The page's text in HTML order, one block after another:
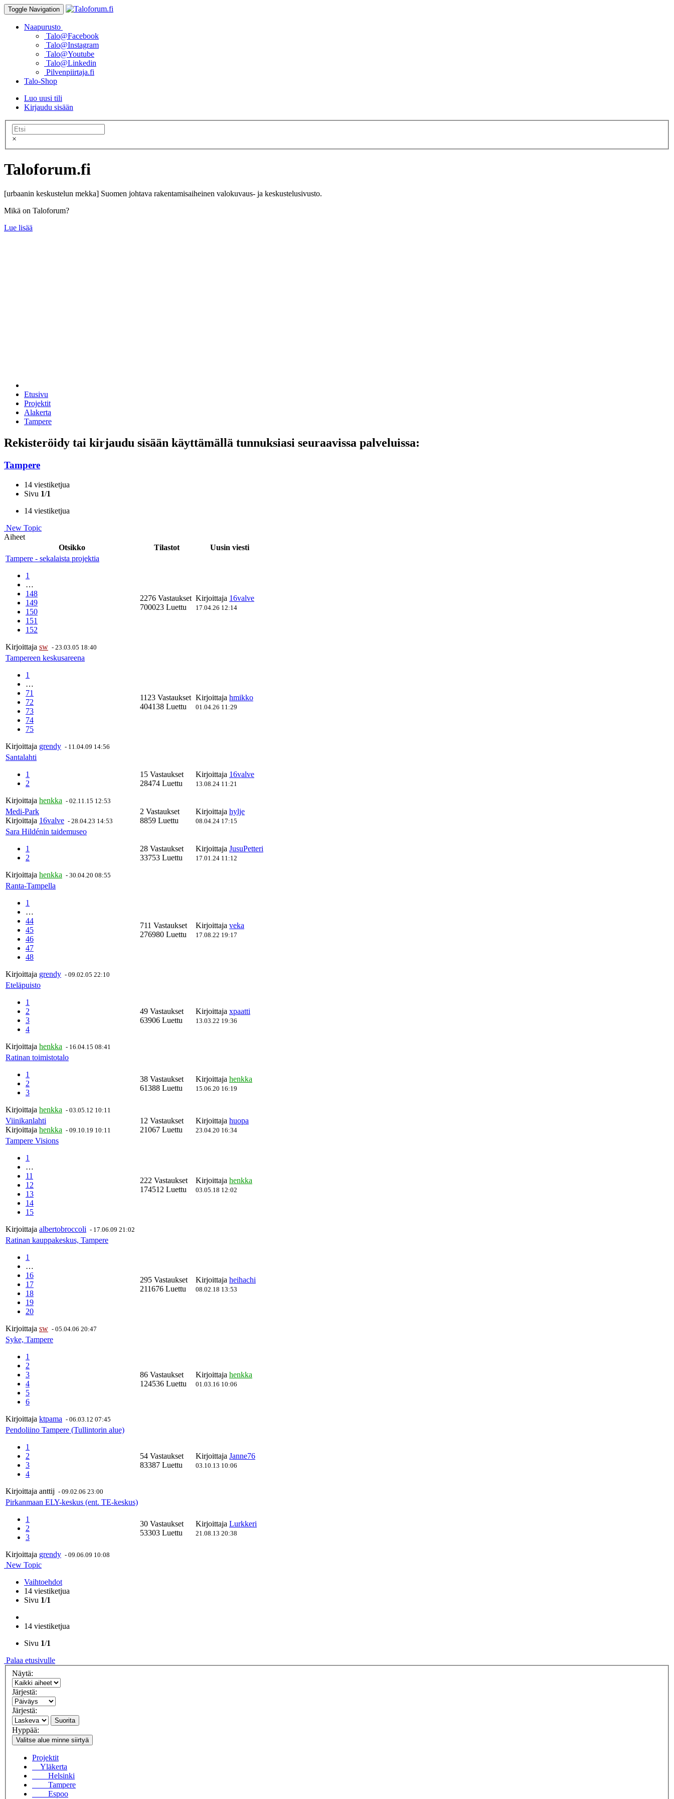
Toggle Navigation
Naapurusto
Talo@Facebook
Talo@Instagram
Talo@Youtube
Talo@Linkedin
Pilvenpiirtaja.fi
Talo-Shop
Luo uusi tili
Kirjaudu sisään
×
Taloforum.fi
[urbaanin keskustelun mekka] Suomen johtava rakentamisaiheinen valokuvaus- ja keskustelusivusto.
Mikä on Taloforum?
Lue lisää
Etusivu
Projektit
Alakerta
Tampere
Rekisteröidy tai kirjaudu sisään käyttämällä tunnuksiasi seuraavissa palveluissa:
Tampere
14 viestiketjua
Sivu 1/1
14 viestiketjua
New Topic
Aiheet
Otsikko
Tilastot
Uusin viesti
Tampere - sekalaista projektia
1
…
148
149
150
151
152
Kirjoittaja sw - 23.03.05 18:40
2276 Vastaukset
700023 Luettu
Kirjoittaja 16valve
17.04.26 12:14
Tampereen keskusareena
1
…
71
72
73
74
75
Kirjoittaja grendy - 11.04.09 14:56
1123 Vastaukset
404138 Luettu
Kirjoittaja hmikko
01.04.26 11:29
Santalahti
1
2
Kirjoittaja henkka - 02.11.15 12:53
15 Vastaukset
28474 Luettu
Kirjoittaja 16valve
13.08.24 11:21
Medi-Park
Kirjoittaja 16valve - 28.04.23 14:53
2 Vastaukset
8859 Luettu
Kirjoittaja hylje
08.04.24 17:15
Sara Hildénin taidemuseo
1
2
Kirjoittaja henkka - 30.04.20 08:55
28 Vastaukset
33753 Luettu
Kirjoittaja JusuPetteri
17.01.24 11:12
Ranta-Tampella
1
…
44
45
46
47
48
Kirjoittaja grendy - 09.02.05 22:10
711 Vastaukset
276980 Luettu
Kirjoittaja veka
17.08.22 19:17
Eteläpuisto
1
2
3
4
Kirjoittaja henkka - 16.04.15 08:41
49 Vastaukset
63906 Luettu
Kirjoittaja xpaatti
13.03.22 19:36
Ratinan toimistotalo
1
2
3
Kirjoittaja henkka - 03.05.12 10:11
38 Vastaukset
61388 Luettu
Kirjoittaja henkka
15.06.20 16:19
Viinikanlahti
Kirjoittaja henkka - 09.10.19 10:11
12 Vastaukset
21067 Luettu
Kirjoittaja huopa
23.04.20 16:34
Tampere Visions
1
…
11
12
13
14
15
Kirjoittaja albertobroccoli - 17.06.09 21:02
222 Vastaukset
174512 Luettu
Kirjoittaja henkka
03.05.18 12:02
Ratinan kauppakeskus, Tampere
1
…
16
17
18
19
20
Kirjoittaja sw - 05.04.06 20:47
295 Vastaukset
211676 Luettu
Kirjoittaja heihachi
08.02.18 13:53
Syke, Tampere
1
2
3
4
5
6
Kirjoittaja ktpama - 06.03.12 07:45
86 Vastaukset
124536 Luettu
Kirjoittaja henkka
01.03.16 10:06
Pendoliino Tampere (Tullintorin alue)
1
2
3
4
Kirjoittaja anttij - 09.02.06 23:00
54 Vastaukset
83387 Luettu
Kirjoittaja Janne76
03.10.13 10:06
Pirkanmaan ELY-keskus (ent. TE-keskus)
1
2
3
Kirjoittaja grendy - 09.06.09 10:08
30 Vastaukset
53303 Luettu
Kirjoittaja Lurkkeri
21.08.13 20:38
New Topic
Vaihtoehdot
14 viestiketjua
Sivu 1/1
14 viestiketjua
Sivu 1/1
Palaa etusivulle
Näytä:
Järjestä:
Järjestä:
Suorita
Hyppää:
Valitse alue minne siirtyä
Projektit
Yläkerta
Helsinki
Tampere
Espoo